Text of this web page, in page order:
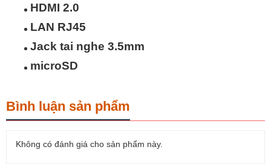
HDMI 2.0
LAN RJ45
Jack tai nghe 3.5mm
microSD
Bình luận sản phẩm
Không có đánh giá cho sản phẩm này.